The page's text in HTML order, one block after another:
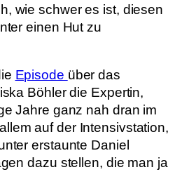
wie schwer es ist, diesen
einen Hut zu
Episode über das
Böhler die Expertin,
Jahre ganz nah dran im
auf der Intensivstation,
erstaunte Daniel
dazu stellen, die man ja